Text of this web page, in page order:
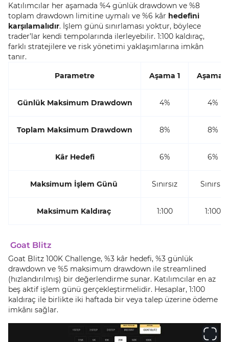
Katılımcılar her aşamada %4 günlük drawdown ve %8
toplam drawdown limitine uymalı ve %6 kâr hedefini
karşılamalıdır. İşlem günü sınırlaması yoktur, böylece
trader’lar kendi tempolarında ilerleyebilir. 1:100 kaldıraç,
farklı stratejilere ve risk yönetimi yaklaşımlarına imkân
tanır.
Parametre Aşama 1 Aşama 2
Günlük Maksimum Drawdown 4% 4%
Toplam Maksimum Drawdown 8% 8%
Kâr Hedefi 6% 6%
Maksimum İşlem Günü Sınırsız Sınırsız
Maksimum Kaldıraç 1:100 1:100
Goat Blitz
Goat Blitz 100K Challenge, %3 kâr hedefi, %3 günlük
drawdown ve %5 maksimum drawdown ile streamlined
(hızlandırılmış) bir değerlendirme sunar. Katılımcılar en az
beş aktif işlem günü gerçekleştirmelidir. Hesaplar, 1:100
kaldıraç ile birlikte iki haftada bir veya talep üzerine ödeme
imkânı sağlar.